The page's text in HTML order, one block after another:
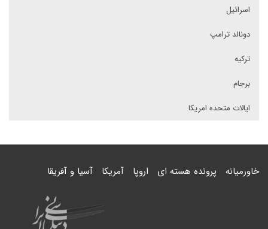
اسرائیل
دونالد ترامپ
ترکیه
برجام
ایالات متحده امریکا
خاورمیانه پرونده هسته ای اروپا آمریکا آسیا و آفریقا